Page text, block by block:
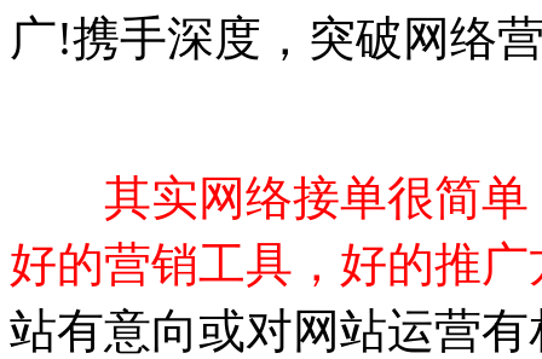
广!携手深度，突破网络
其实网络接单很简
好的营销工具，好的推广
站有意向或对网站运营